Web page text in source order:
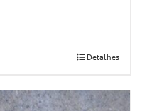
Detalhes